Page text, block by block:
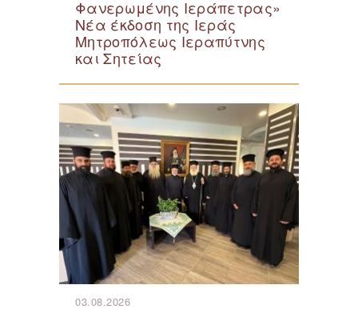
Φανερωμένης Ιεράπετρας»
Νέα έκδοση της Ιεράς
Μητροπόλεως Ιεραπύτνης
και Σητείας
03.08.2026